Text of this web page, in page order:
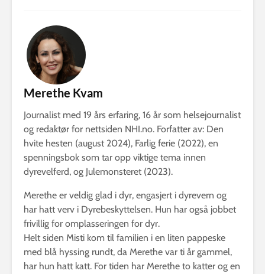
Merethe Kvam
Journalist med 19 års erfaring, 16 år som helsejournalist
og redaktør for nettsiden NHI.no. Forfatter av: Den
hvite hesten (august 2024), Farlig ferie (2022), en
spenningsbok som tar opp viktige tema innen
dyrevelferd, og Julemonsteret (2023).
Merethe er veldig glad i dyr, engasjert i dyrevern og
har hatt verv i Dyrebeskyttelsen. Hun har også jobbet
frivillig for omplasseringen for dyr.
Helt siden Misti kom til familien i en liten pappeske
med blå hyssing rundt, da Merethe var ti år gammel,
har hun hatt katt. For tiden har Merethe to katter og en